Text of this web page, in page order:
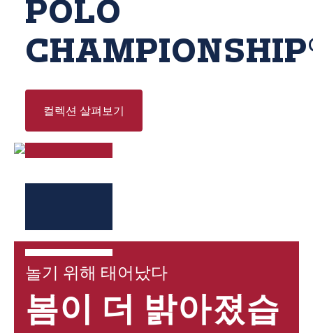
POLO
컬렉션 살펴보기
놀기 위해 태어났다
봄이 더 밝아졌습